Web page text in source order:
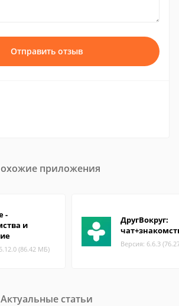
Отправить отзыв
приложения
-
и
(86.42 МБ)
ДругВокруг:
Версия: 6.6.3
Актуальные статьи